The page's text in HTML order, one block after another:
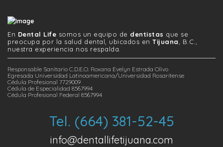
En Dental Life somos un equipo de dentistas que se
preocupa por la salud dental, ubicados en Tijuana , B.C.,
nuestra experiencia nos respalda.
Responsable Sanitario C.D.E.O. Roxana Evelyn Estrada Olivo
Egresada Universidad Latinoamericana/Universidad Rosaritense
Cédula Profesional 7729009
Cédula de Especialidad 8567994
Cédula Profesional Federal 8567994
Tel. (664) 381-52-45
info@dentallifetijuana.com